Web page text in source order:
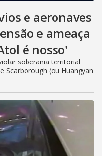
e aeronaves
e ameaça
é nosso'
soberania territorial
Scarborough (ou Huangyan